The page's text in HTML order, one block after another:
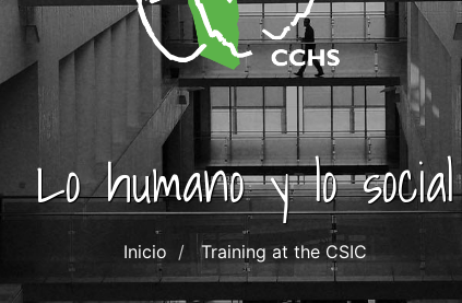
Lo humano y lo social
Inicio Training at the CSIC